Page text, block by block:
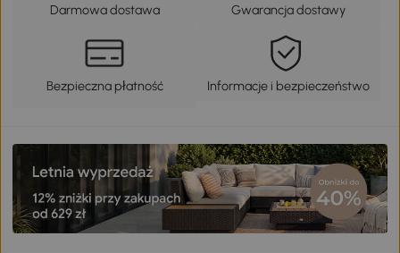
Darmowa dostawa Gwarancja dostawy
Bezpieczna płatność Informacje i bezpieczeństwo